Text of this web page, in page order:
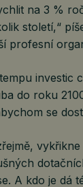
na 3 %
století,“
profesní
investic
do roku
se
A kdo je dá